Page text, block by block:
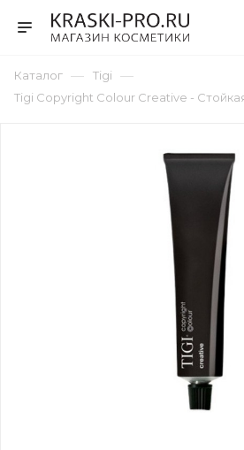
Каталог — Tigi —
Tigi Copyright Colour Creative -